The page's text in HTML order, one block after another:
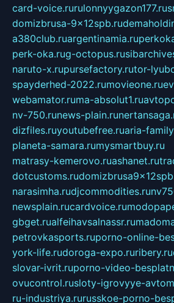
card-voice.rurulonnyygazon177.ru
domizbrusa-9x12spb.ru
a380club.ruargentinamia.ru
perk-oka.rug-octopus.ru
naruto-x.rupursefactory.rutor-
spayderhed-2022.rumovieone.ru
webamator.ruma-absolut1.ru
nv-750.runews-plain.ru
dizfiles.ruyoutubefree.ruaria-
planeta-samara.rumysmartbuy.ru
matrasy-kemerovo.ruashanet.ru
dotcustoms.ru
narasimha.rudjcommodities.ru
newsplain.rucardvoice.ru
gbget.rualfeihavsalnassr.ru
petrovkasports.ruporno-online-
york-life.rudoroga-expo.ruribery.ru
slovar-ivrit.ruporno-video-
ovucontrol.rusloty-igrovyye-
ru-industriya.rurusskoe-porno-